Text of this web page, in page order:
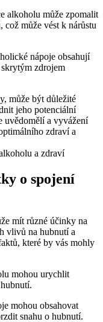
alkoholu může zpomalit
což může vést k nárůstu
nápoje obsahují
zdrojem
může být důležité
jeho potenciální
uvědomělí a vyvážení
zdraví a
o spojení
mít různé účinky na
vlivů na hubnutí a
které by vás mohly
mohou urychlit
mohou obsahovat
snahu o hubnutí.